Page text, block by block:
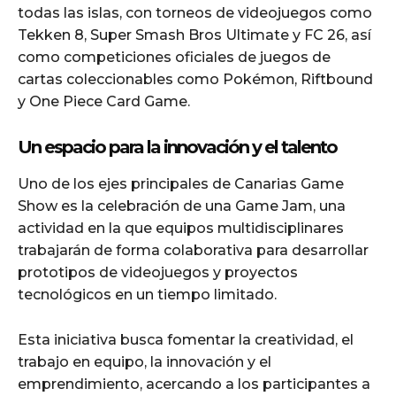
todas las islas, con torneos de videojuegos como
Tekken 8, Super Smash Bros Ultimate y FC 26, así
como competiciones oficiales de juegos de
cartas coleccionables como Pokémon, Riftbound
y One Piece Card Game.
Un espacio para la innovación y el talento
Uno de los ejes principales de Canarias Game
Show es la celebración de una Game Jam, una
actividad en la que equipos multidisciplinares
trabajarán de forma colaborativa para desarrollar
prototipos de videojuegos y proyectos
tecnológicos en un tiempo limitado.
Esta iniciativa busca fomentar la creatividad, el
trabajo en equipo, la innovación y el
emprendimiento, acercando a los participantes a